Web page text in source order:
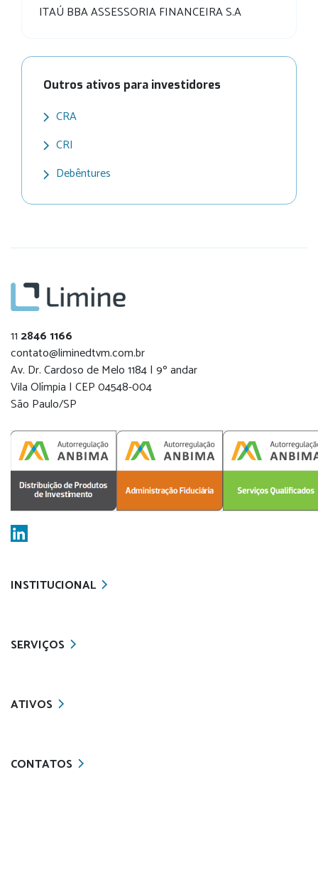
ITAÚ BBA ASSESSORIA FINANCEIRA S.A
Outros ativos para investidores
CRA
CRI
Debêntures
11 2846 1166
contato@liminedtvm.com.br
Av. Dr. Cardoso de Melo 1184 | 9º andar
Vila Olímpia | CEP 04548-004
São Paulo/SP
INSTITUCIONAL
SERVIÇOS
ATIVOS
CONTATOS